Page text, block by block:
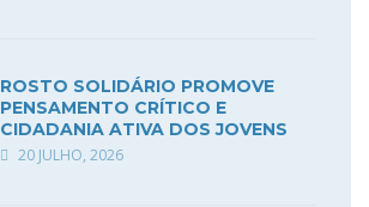
ROSTO SOLIDÁRIO PROMOVE
PENSAMENTO CRÍTICO E
CIDADANIA ATIVA DOS JOVENS
20 JULHO, 2026